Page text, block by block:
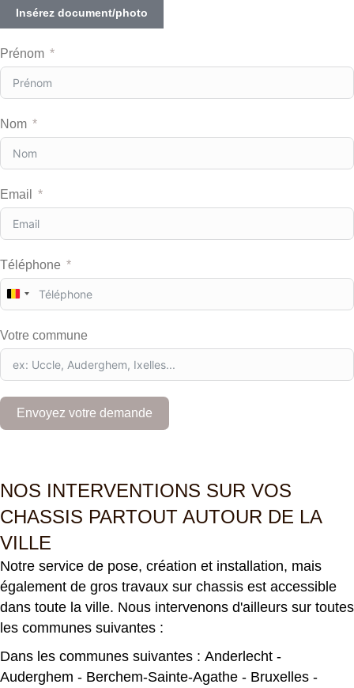
Insérez document/photo
Prénom
Nom
Email
Téléphone
B
e
g
u
3
2
Votre commune
Envoyez votre demande
NOS INTERVENTIONS SUR VOS
CHASSIS PARTOUT AUTOUR DE LA
VILLE
Notre service de pose, création et installation, mais
également de gros travaux sur chassis est accessible
dans toute la ville. Nous intervenons d'ailleurs sur toutes
les communes suivantes :
Dans les communes suivantes : Anderlecht -
Auderghem - Berchem-Sainte-Agathe - Bruxelles -